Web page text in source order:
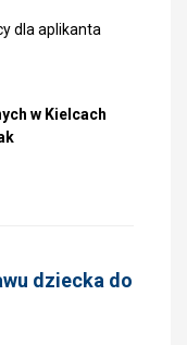
dla aplikanta
w Kielcach
dziecka do